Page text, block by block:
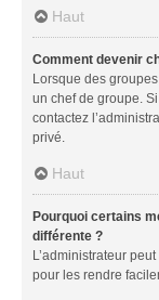
Haut
Comment devenir
Lorsque des
un chef de groupe.
contactez
privé.
Haut
Pourquoi certains
différente ?
L’administrateur
pour les rendre